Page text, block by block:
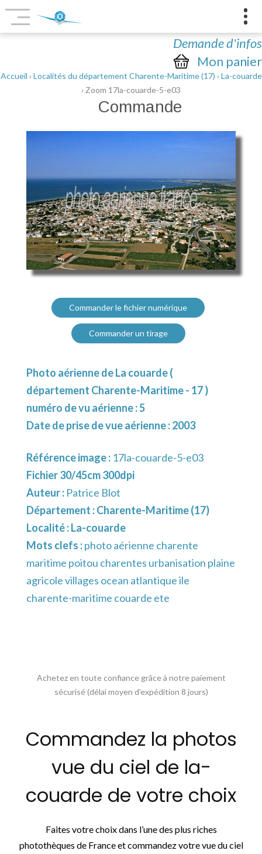
Demande d'infos
Mon panier
Accueil › Localités du département Charente-Maritime (17) › La-couarde
› Zoom 17la-couarde-5-e03
Commande
Commander le fichier numérique
Commander un tirage
Photo aérienne de La couarde (
département Charente-Maritime - 17 )
numéro de vu aérienne : 5
Date de prise de vue aérienne : 2003
Référence image : 17la-couarde-5-e03
Fichier 30/45cm 300dpi
Auteur : Patrice Blot
Département :Charente-Maritime (17)
Localité :La-couarde
Mots clefs :photo aérienne charente
maritime poitou charentes urbanisation plaine
agricole villages ocean atlantique ile
charente-maritime couarde ete
Achetez en toute confiance grâce à notre paiement
sécurisé (délai moyen d’expédition 8 jours)
Commandez la photos
vue du ciel de la-
couarde de votre choix
Faites votre choix dans l’une des plus riches
photothèques de France et commandez votre vue du ciel